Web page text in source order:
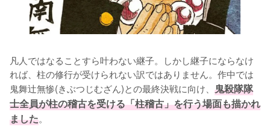
凡人ではなることすら叶わない継子。しかし継子にならなけ
れば、柱の修行が受けられない訳ではありません。作中では
鬼舞辻無惨(きぶつじむざん)との最終決戦に向け、 鬼殺隊隊
士全員が柱の稽古を受ける「柱稽古」を行う場面も描かれ
ました。